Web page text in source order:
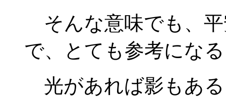
そんな意味でも、
で、とても参考にな
光があれば影もあ